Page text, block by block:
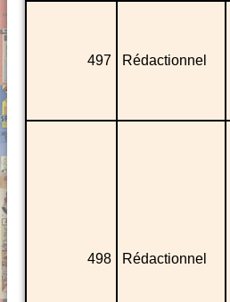
497 Rédactionnel
498 Rédactionnel